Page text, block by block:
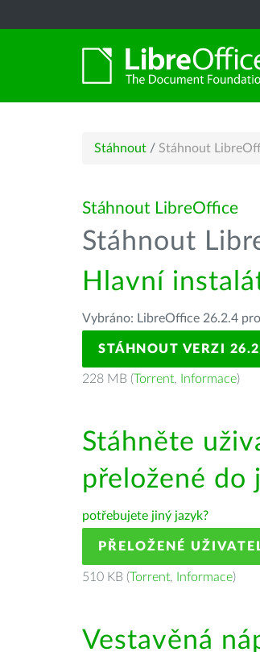
Stáhnout / Stáhnout
Stáhnout LibreOffice
Stáhnout
Hlavní
Vybráno: LibreOffice 26.2.4
STÁHNOUT VERZI
228 MB (Torrent, Informace)
Stáhněte
přeložené do
potřebujete jiný jazyk?
PŘELOŽENÉ
510 KB (Torrent, Informace)
Vestavěná